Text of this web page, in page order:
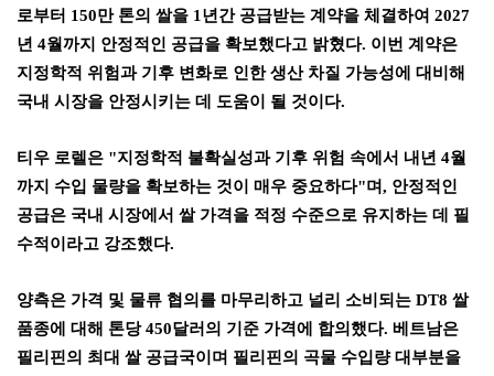
로부터 150만 톤의 쌀을 1 년간 공급받는 계약을 체결하여 2027
년 4월까지 안정적인 공급을 확보했다고 밝혔다. 이번 계약은
지정학적 위험과 기후 변화로 인한 생산 차질 가능성에 대비해
국내 시장을 안정시키는 데 도움이 될 것이다.
티우 로렐은 "지정학적 불확실성과 기후 위험 속에서 내년 4월
까지 수입 물량을 확보하는 것이 매우 중요하다"며, 안정적인
공급은 국내 시장에서 쌀 가격을 적정 수준으로 유지하는 데 필
수적이라고 강조했다.
양측은 가격 및 물류 협의를 마무리하고 널리 소비되는 DT8 쌀
품종에 대해 톤당450달러의 기준 가격에 합의했다. 베트남은
필리핀의 최대 쌀 공급국이며 필리핀의 곡물 수입량 대부분을